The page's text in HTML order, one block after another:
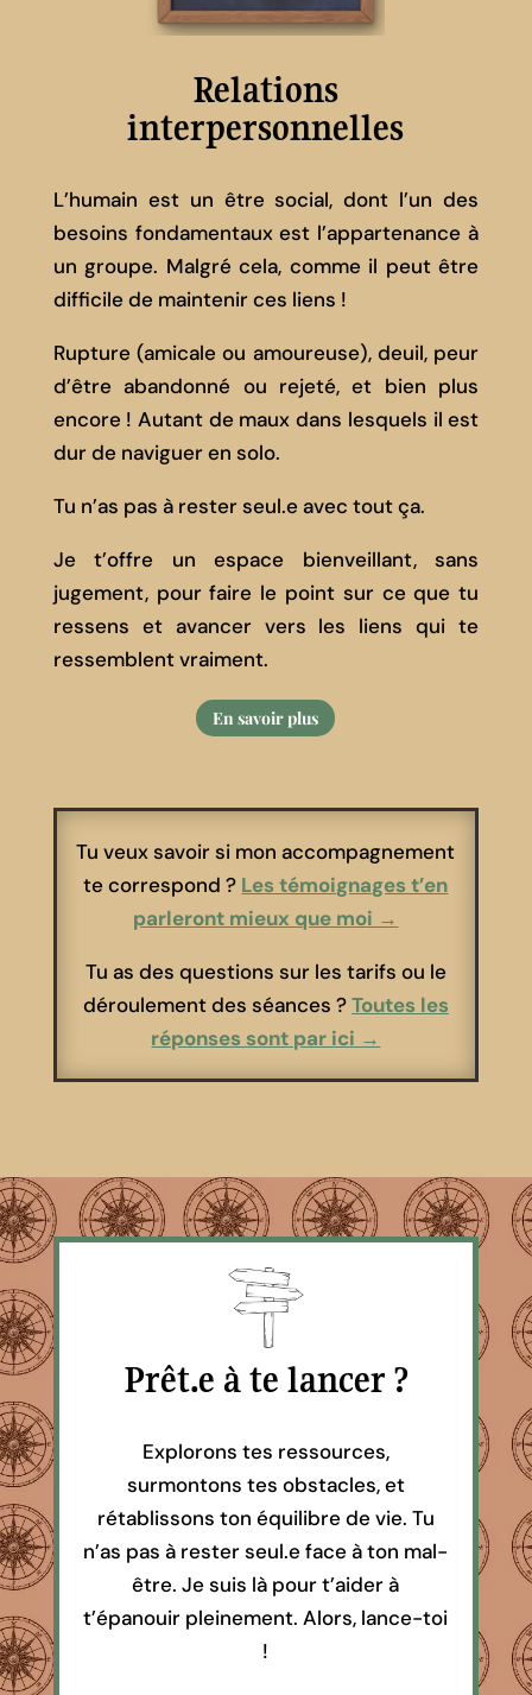
Relations
interpersonnelles
L’humain est un être social, dont l’un des
besoins fondamentaux est l’appartenance à
un groupe. Malgré cela, comme il peut être
difficile de maintenir ces liens !
Rupture (amicale ou amoureuse), deuil, peur
d’être abandonné ou rejeté, et bien plus
encore ! Autant de maux dans lesquels il est
dur de naviguer en solo.
Tu n’as pas à rester seul.e avec tout ça.
Je t’offre un espace bienveillant, sans
jugement, pour faire le point sur ce que tu
ressens et avancer vers les liens qui te
ressemblent vraiment.
En savoir plus
Tu veux savoir si mon accompagnement
te correspond ? Les témoignages t’en
parleront mieux que moi →
Tu as des questions sur les tarifs ou le
déroulement des séances ?Toutes les
réponses sont par ici →
Prêt.e à te lancer ?
Explorons tes ressources,
surmontons tes obstacles,et
rétablissons ton équilibre de vie. Tu
n’as pas à rester seul.e face à ton mal-
être. Je suis là pour t’aider à
t’épanouir pleinement. Alors, lance-toi
!